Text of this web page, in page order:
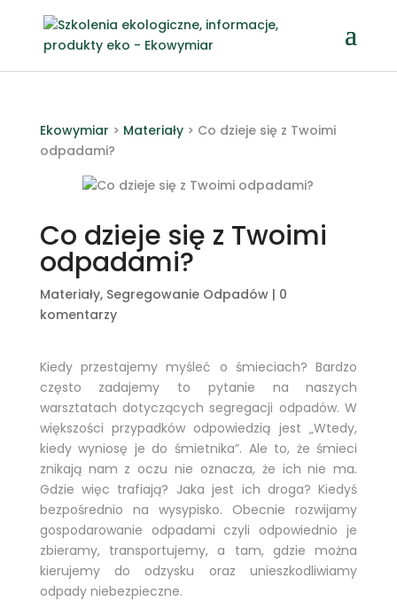
Ekowymiar > Materiały> Co dzieje się z Twoimi
odpadami?
Co dzieje się z Twoimi
odpadami?
Materiały, Segregowanie Odpadów| 0
komentarzy
Kiedy przestajemy myśleć o śmieciach? Bardzo
często zadajemy to pytanie na naszych
warsztatach dotyczących segregacji odpadów. W
większości przypadków odpowiedzią jest „Wtedy,
kiedy wyniosę je do śmietnika”. Ale to, że śmieci
znikają nam z oczu nie oznacza, że ich nie ma.
Gdzie więc trafiają? Jaka jest ich droga? Kiedyś
bezpośrednio na wysypisko. Obecnie rozwijamy
gospodarowanie odpadami czyli odpowiednio je
zbieramy, transportujemy, a tam, gdzie można
kierujemy do odzysku oraz unieszkodliwiamy
odpady niebezpieczne.